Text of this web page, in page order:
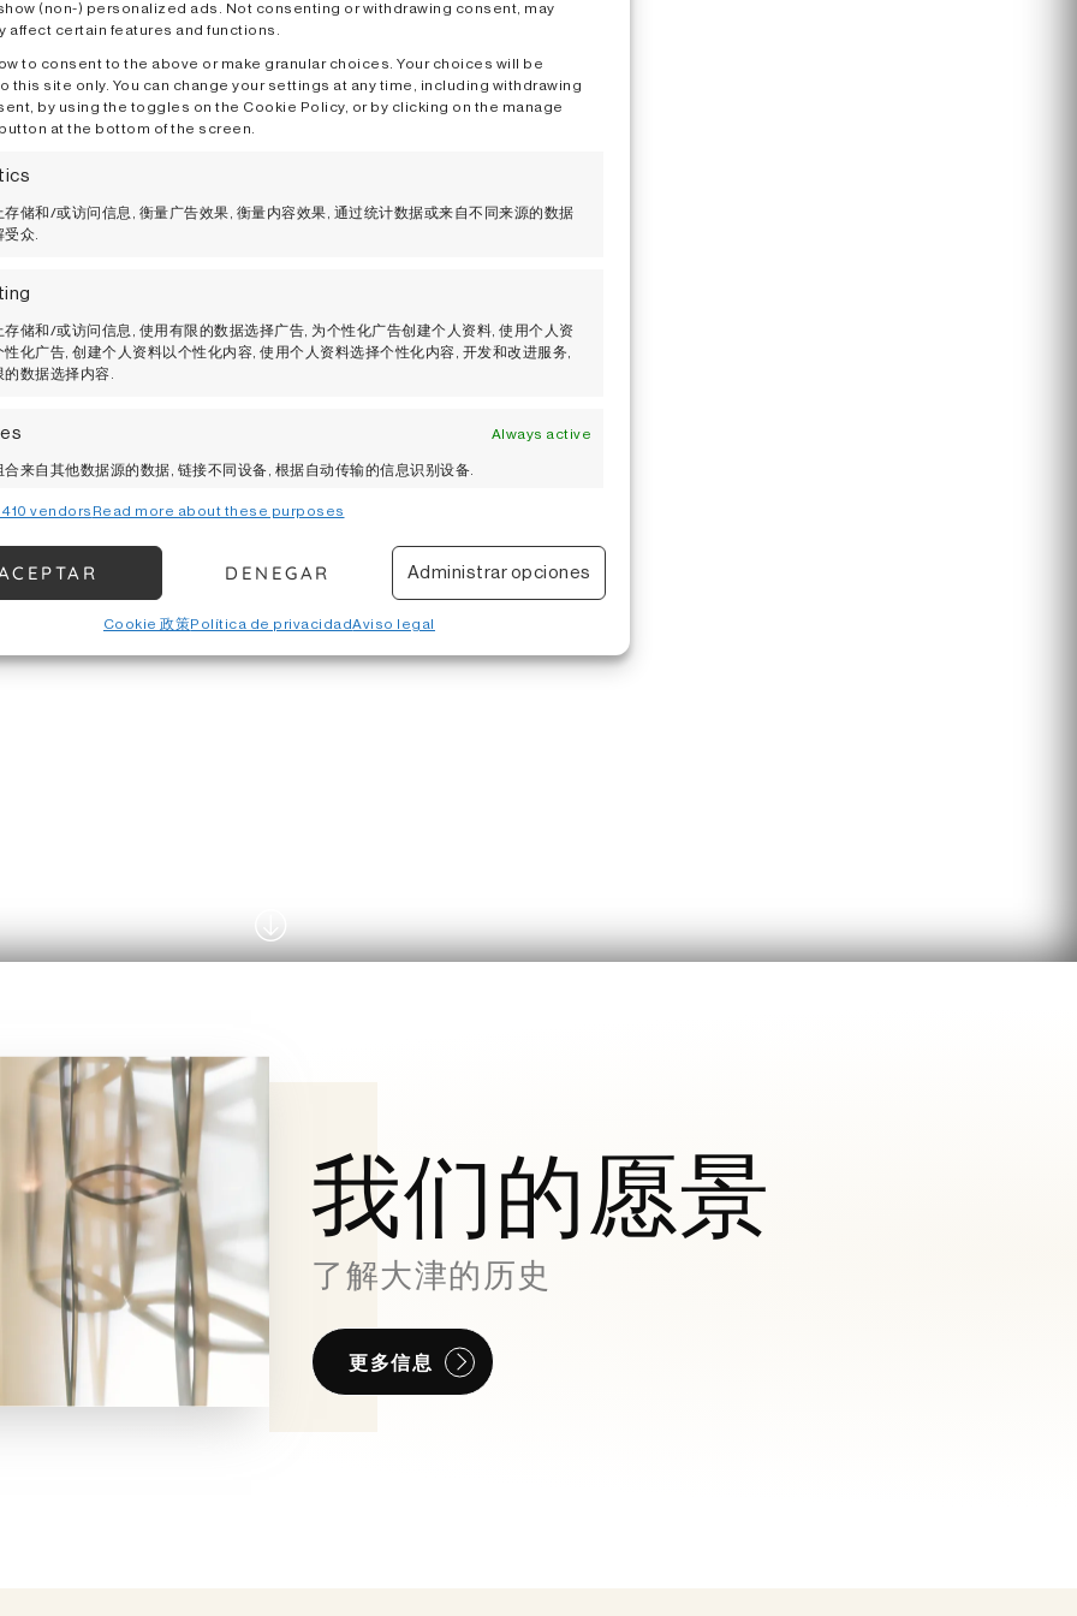
(non-) personalized ads. Not consenting or withdrawing consent, may
affect certain features and functions.
to consent to the above or make granular choices. Your choices will be
this site only. You can change your settings at any time, including withdrawing
by using the toggles on the Cookie Policy, or by clicking on the manage
at the bottom of the screen.
存储和/或访问信息, 衡量广告效果, 衡量内容效果, 通过统计数据或来自不同来源的数据
众.
存储和/或访问信息, 使用有限的数据选择广告, 为个性化广告创建个人资料, 使用个人资
性化广告, 创建个人资料以个性化内容, 使用个人资料选择个性化内容, 开发和改进服务,
数据选择内容.
Always active
合来自其他数据源的数据, 链接不同设备, 根据自动传输的信息识别设备.
Always active
vendors Read more about these purposes
DENEGAR Administrar opciones
Cookie 政策Política de privacidadAviso legal
我们的愿景
了解大津的历史
更多信息